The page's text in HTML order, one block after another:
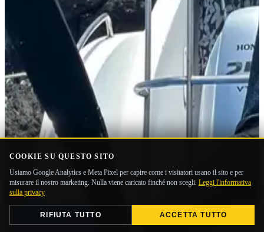
COOKIE SU QUESTO SITO
Usiamo Google Analytics e Meta Pixel per capire come i visitatori usano il sito e per
misurare il nostro marketing. Nulla viene caricato finché non scegli. Leggi l'informativa
sulla privacy
RIFIUTA TUTTO ACCETTA TUTTO